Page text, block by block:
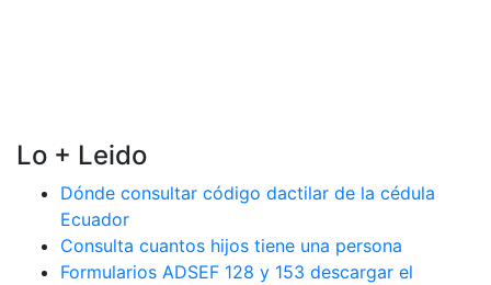
Lo + Leido
Dónde consultar código dactilar de la cédula
Ecuador
Consulta cuantos hijos tiene una persona
Formularios ADSEF 128 y 153 descargar el